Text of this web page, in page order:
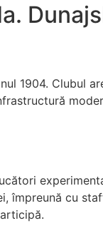
1904. Clubul
împreună cu